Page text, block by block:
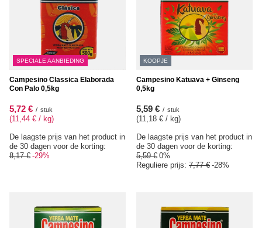
SPECIALE AANBIEDING
Campesino Classica Elaborada
Con Palo 0,5kg
5,72 € / stuk
(11,44 € / kg)
De laagste prijs van het product in
de 30 dagen voor de korting:
8,17 € -29%
KOOPJE
Campesino Katuava + Ginseng
0,5kg
5,59 € / stuk
(11,18 € / kg)
De laagste prijs van het product in
de 30 dagen voor de korting:
5,59 € 0%
Reguliere prijs: 7,77 € -28%